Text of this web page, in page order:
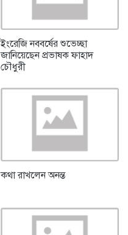
ইংরেজি নববর্ষের শুভেচ্ছা
জানিয়েছেন প্রভাষক ফাহাদ
চৌধুরী
কথা রাখলেন অনন্ত